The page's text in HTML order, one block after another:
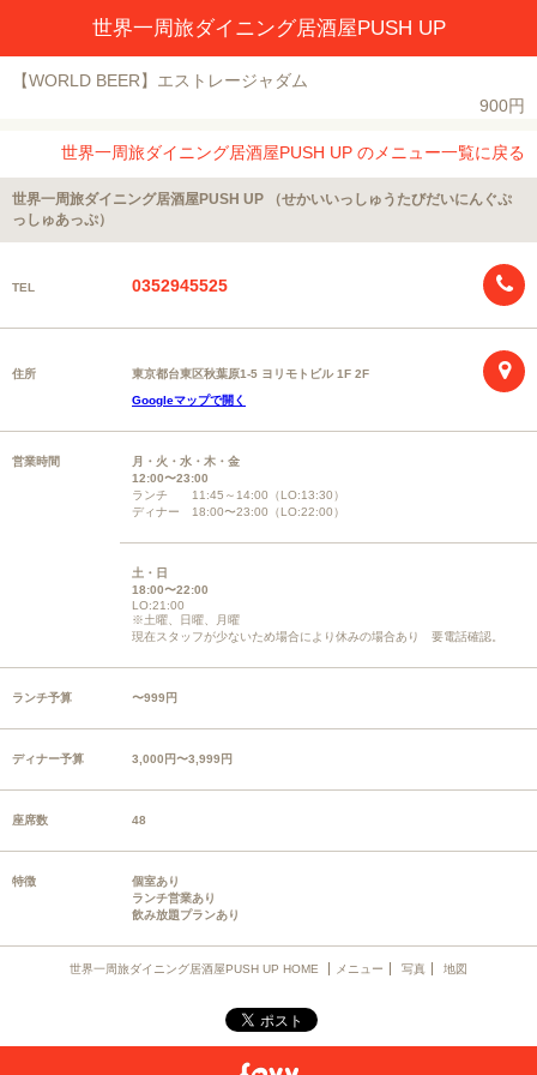
世界一周旅ダイニング居酒屋PUSH UP
【WORLD BEER】エストレージャダム
900円
世界一周旅ダイニング居酒屋PUSH UP のメニュー一覧に戻る
世界一周旅ダイニング居酒屋PUSH UP （せかいいっしゅうたびだいにんぐぷ
っしゅあっぷ）
TEL 0352945525
住所
東京都台東区秋葉原1-5 ヨリモトビル 1F 2F
Googleマップで開く
営業時間
月・火・水・木・金
12:00〜23:00
ランチ 11:45～14:00（LO:13:30）
ディナー 18:00〜23:00（LO:22:00）
土・日
18:00〜22:00
LO:21:00
※土曜、日曜、月曜
現在スタッフが少ないため場合により休みの場合あり 要電話確認。
ランチ予算 〜999円
ディナー予算 3,000円〜3,999円
座席数 48
特徴
個室あり
ランチ営業あり
飲み放題プランあり
世界一周旅ダイニング居酒屋PUSH UP HOME メニュー 写真 地図